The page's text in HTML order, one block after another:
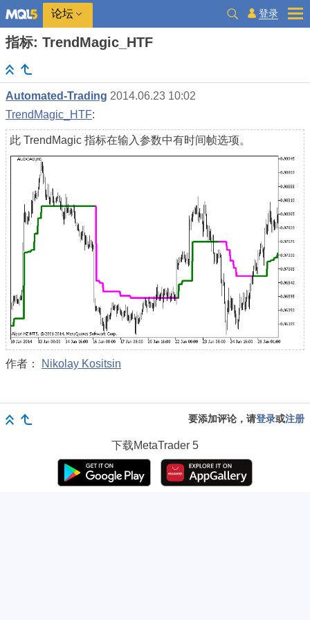
论坛 登录
指标: TrendMagic_HTF
Automated-Trading 2014.06.23 10:02
TrendMagic_HTF:
此 TrendMagic 指标在输入参数中有时间帧选项。
作者： Nikolay Kositsin
要添加评论，请登录或注册
下载MetaTrader 5